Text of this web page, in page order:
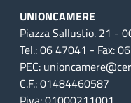
UNIONCAMERE
Piazza Sallustio. 21 -
Tel.: 06 47041 - Fax:
PEC:
C.F.: 01484460587